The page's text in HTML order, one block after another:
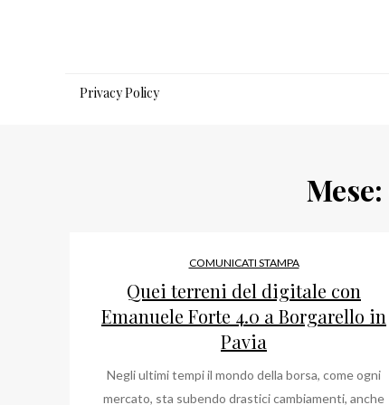
Privacy Policy
Mese:
COMUNICATI STAMPA
Quei terreni del digitale con
Emanuele Forte 4.0 a Borgarello in
Pavia
Negli ultimi tempi il mondo della borsa, come ogni
mercato, sta subendo drastici cambiamenti, anche